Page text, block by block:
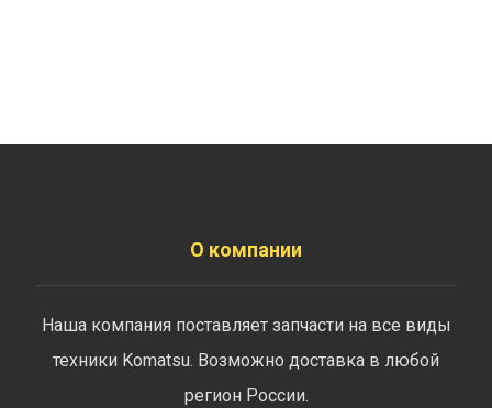
О компании
Наша компания поставляет запчасти на все виды
техники Komatsu. Возможно доставка в любой
регион России.